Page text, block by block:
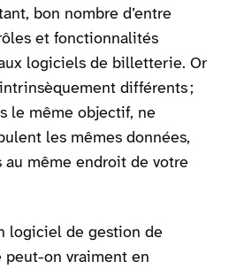
bon nombre d’entre
et fonctionnalités
logiciels de billetterie. Or
différents ;
le même objectif, ne
les mêmes données,
même endroit de votre
logiciel de gestion de
on vraiment en